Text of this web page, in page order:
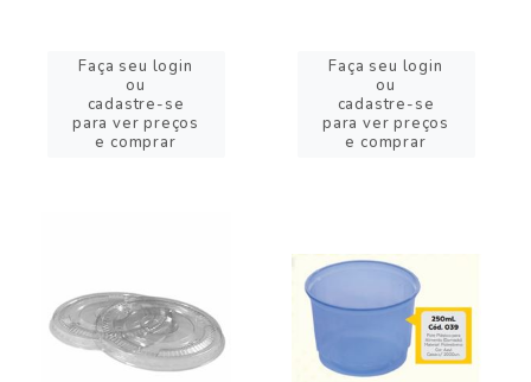
Faça seu login
ou
cadastre-se
para ver preços
e comprar
Faça seu login
ou
cadastre-se
para ver preços
e comprar